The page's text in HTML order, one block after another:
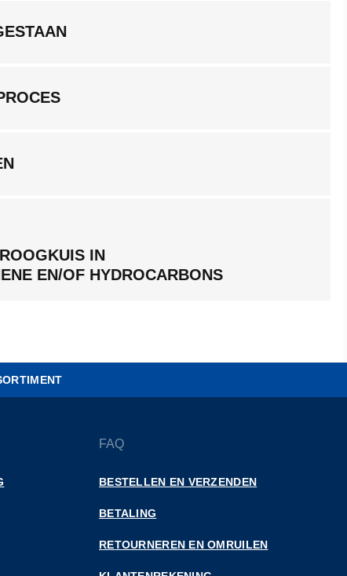
IN
EN/OF HYDROCARBONS
FAQ
BESTELLEN EN VERZENDEN
BETALING
RETOURNEREN EN OMRUILEN